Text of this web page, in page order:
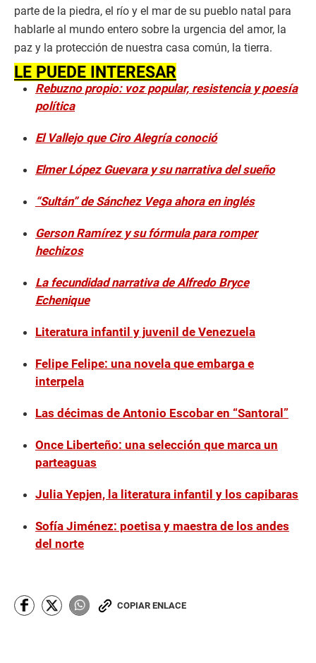
parte de la piedra, el río y el mar de su pueblo natal para
hablarle al mundo entero sobre la urgencia del amor, la
paz y la protección de nuestra casa común, la tierra.
LE PUEDE INTERESAR
Rebuzno propio: voz popular, resistencia y poesía
política
El Vallejo que Ciro Alegría conoció
Elmer López Guevara y su narrativa del sueño
“Sultán” de Sánchez Vega ahora en inglés
Gerson Ramírez y su fórmula para romper
hechizos
La fecundidad narrativa de Alfredo Bryce
Echenique
Literatura infantil y juvenil de Venezuela
Felipe Felipe: una novela que embarga e
interpela
Las décimas de Antonio Escobar en “Santoral”
Once Liberteño: una selección que marca un
parteaguas
Julia Yepjen, la literatura infantil y los capibaras
Sofía Jiménez: poetisa y maestra de los andes
del norte
COPIAR ENLACE